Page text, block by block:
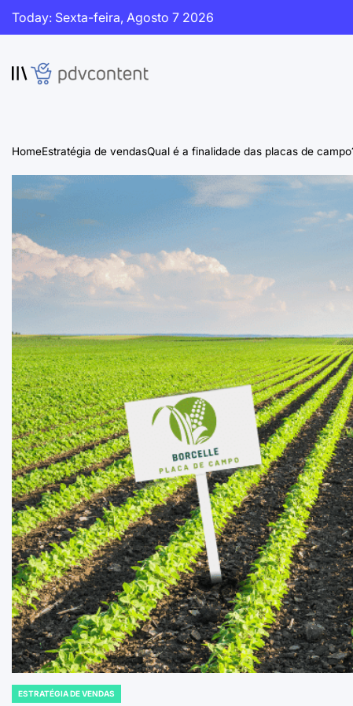
Skip
Today: Sexta-feira, Agosto 7 2026
PDVContent
HomeEstratégia de vendasQual é a finalidade das placas de
POSTED
ESTRATÉGIA DE VENDAS